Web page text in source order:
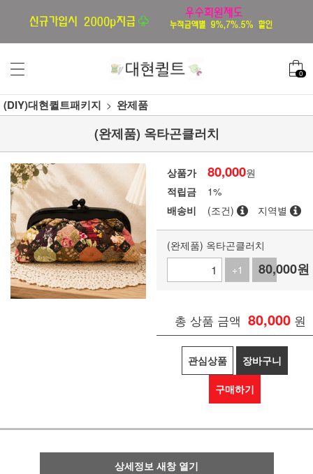
0
(DIY)대현퀼트패키지 완제품
(완제품) 옥타곤클러치
상품가 80,000원
적립금
1%
배송비
(조건) 지역별
(완제품) 옥타곤클러치
+1
-1
80,000원
총 상품 금액 80,000 원
관심상품 장바구니
구매하기
상세정보 새창 열기